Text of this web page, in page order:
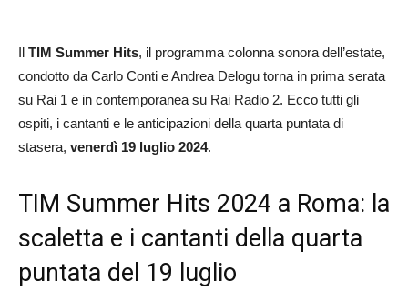
Il TIM Summer Hits, il programma colonna sonora dell’estate,
condotto da Carlo Conti e Andrea Delogu torna in prima serata
su Rai 1 e in contemporanea su Rai Radio 2. Ecco tutti gli
ospiti, i cantanti e le anticipazioni della quarta puntata di
stasera, venerdì 19 luglio 2024.
TIM Summer Hits 2024 a Roma: la
scaletta e i cantanti della quarta
puntata del 19 luglio